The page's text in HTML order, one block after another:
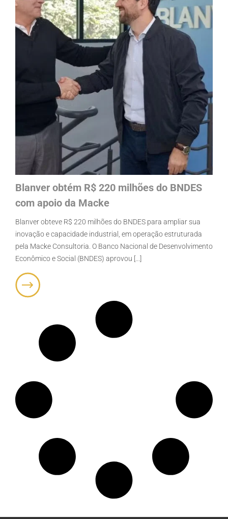
Blanver obtém R$ 220 milhões do BNDES
com apoio da Macke
Blanver obteve R$ 220 milhões do BNDES para ampliar sua
inovação e capacidade industrial, em operação estruturada
pela Macke Consultoria. O Banco Nacional de Desenvolvimento
Econômico e Social (BNDES) aprovou [...]